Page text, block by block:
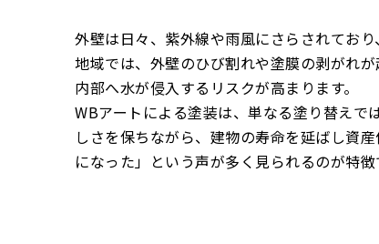
外壁は日々、紫外線や雨風にさらされてお
地域では、外壁のひび割れや塗膜の剥がれ
内部へ水が侵入するリスクが高まります。
WBアートによる塗装は、単なる塗り替え
しさを保ちながら、建物の寿命を延ばし資
になった」という声が多く見られるのが特徴